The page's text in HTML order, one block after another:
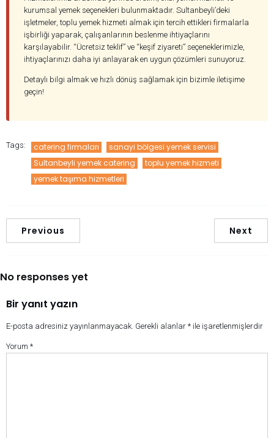
kurumsal yemek seçenekleri bulunmaktadır. Sultanbeyli’deki
işletmeler, toplu yemek hizmeti almak için tercih ettikleri firmalarla
işbirliği yaparak, çalışanlarının beslenme ihtiyaçlarını
karşılayabilir. “Ücretsiz teklif” ve “keşif ziyareti” seçeneklerimizle,
ihtiyaçlarınızı daha iyi anlayarak en uygun çözümleri sunuyoruz.
Detaylı bilgi almak ve hızlı dönüş sağlamak için bizimle iletişime
geçin!
Tags: catering firmaları
sanayi bölgesi yemek servisi
Sultanbeyli yemek catering
toplu yemek hizmeti
yemek taşıma hizmetleri
Previous Next
No responses yet
Bir yanıt yazın
E-posta adresiniz yayınlanmayacak. Gerekli alanlar * ile işaretlenmişlerdir
Yorum *